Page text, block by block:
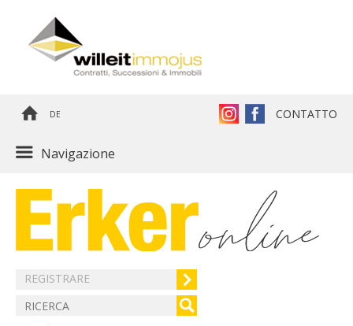
DE CONTATTO
Navigazione
REGISTRARE